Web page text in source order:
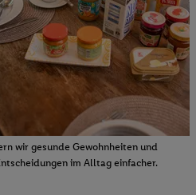
wir gesunde Gewohnheiten und
im Alltag einfacher.